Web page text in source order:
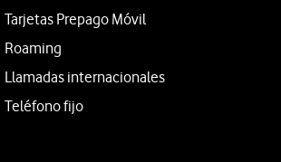
Tarjetas Prepago Móvil
Roaming
Llamadas internacionales
Teléfono fijo